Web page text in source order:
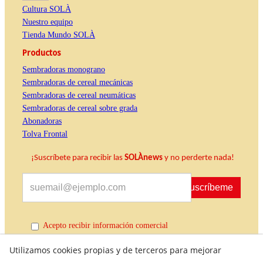
Cultura SOLÀ
Nuestro equipo
Tienda Mundo SOLÀ
Productos
Sembradoras monograno
Sembradoras de cereal mecánicas
Sembradoras de cereal neumáticas
Sembradoras de cereal sobre grada
Abonadoras
Tolva Frontal
¡Suscríbete para recibir las SOLÀnews y no perderte nada!
Suscríbeme
Acepto recibir información comercial
Utilizamos cookies propias y de terceros para mejorar